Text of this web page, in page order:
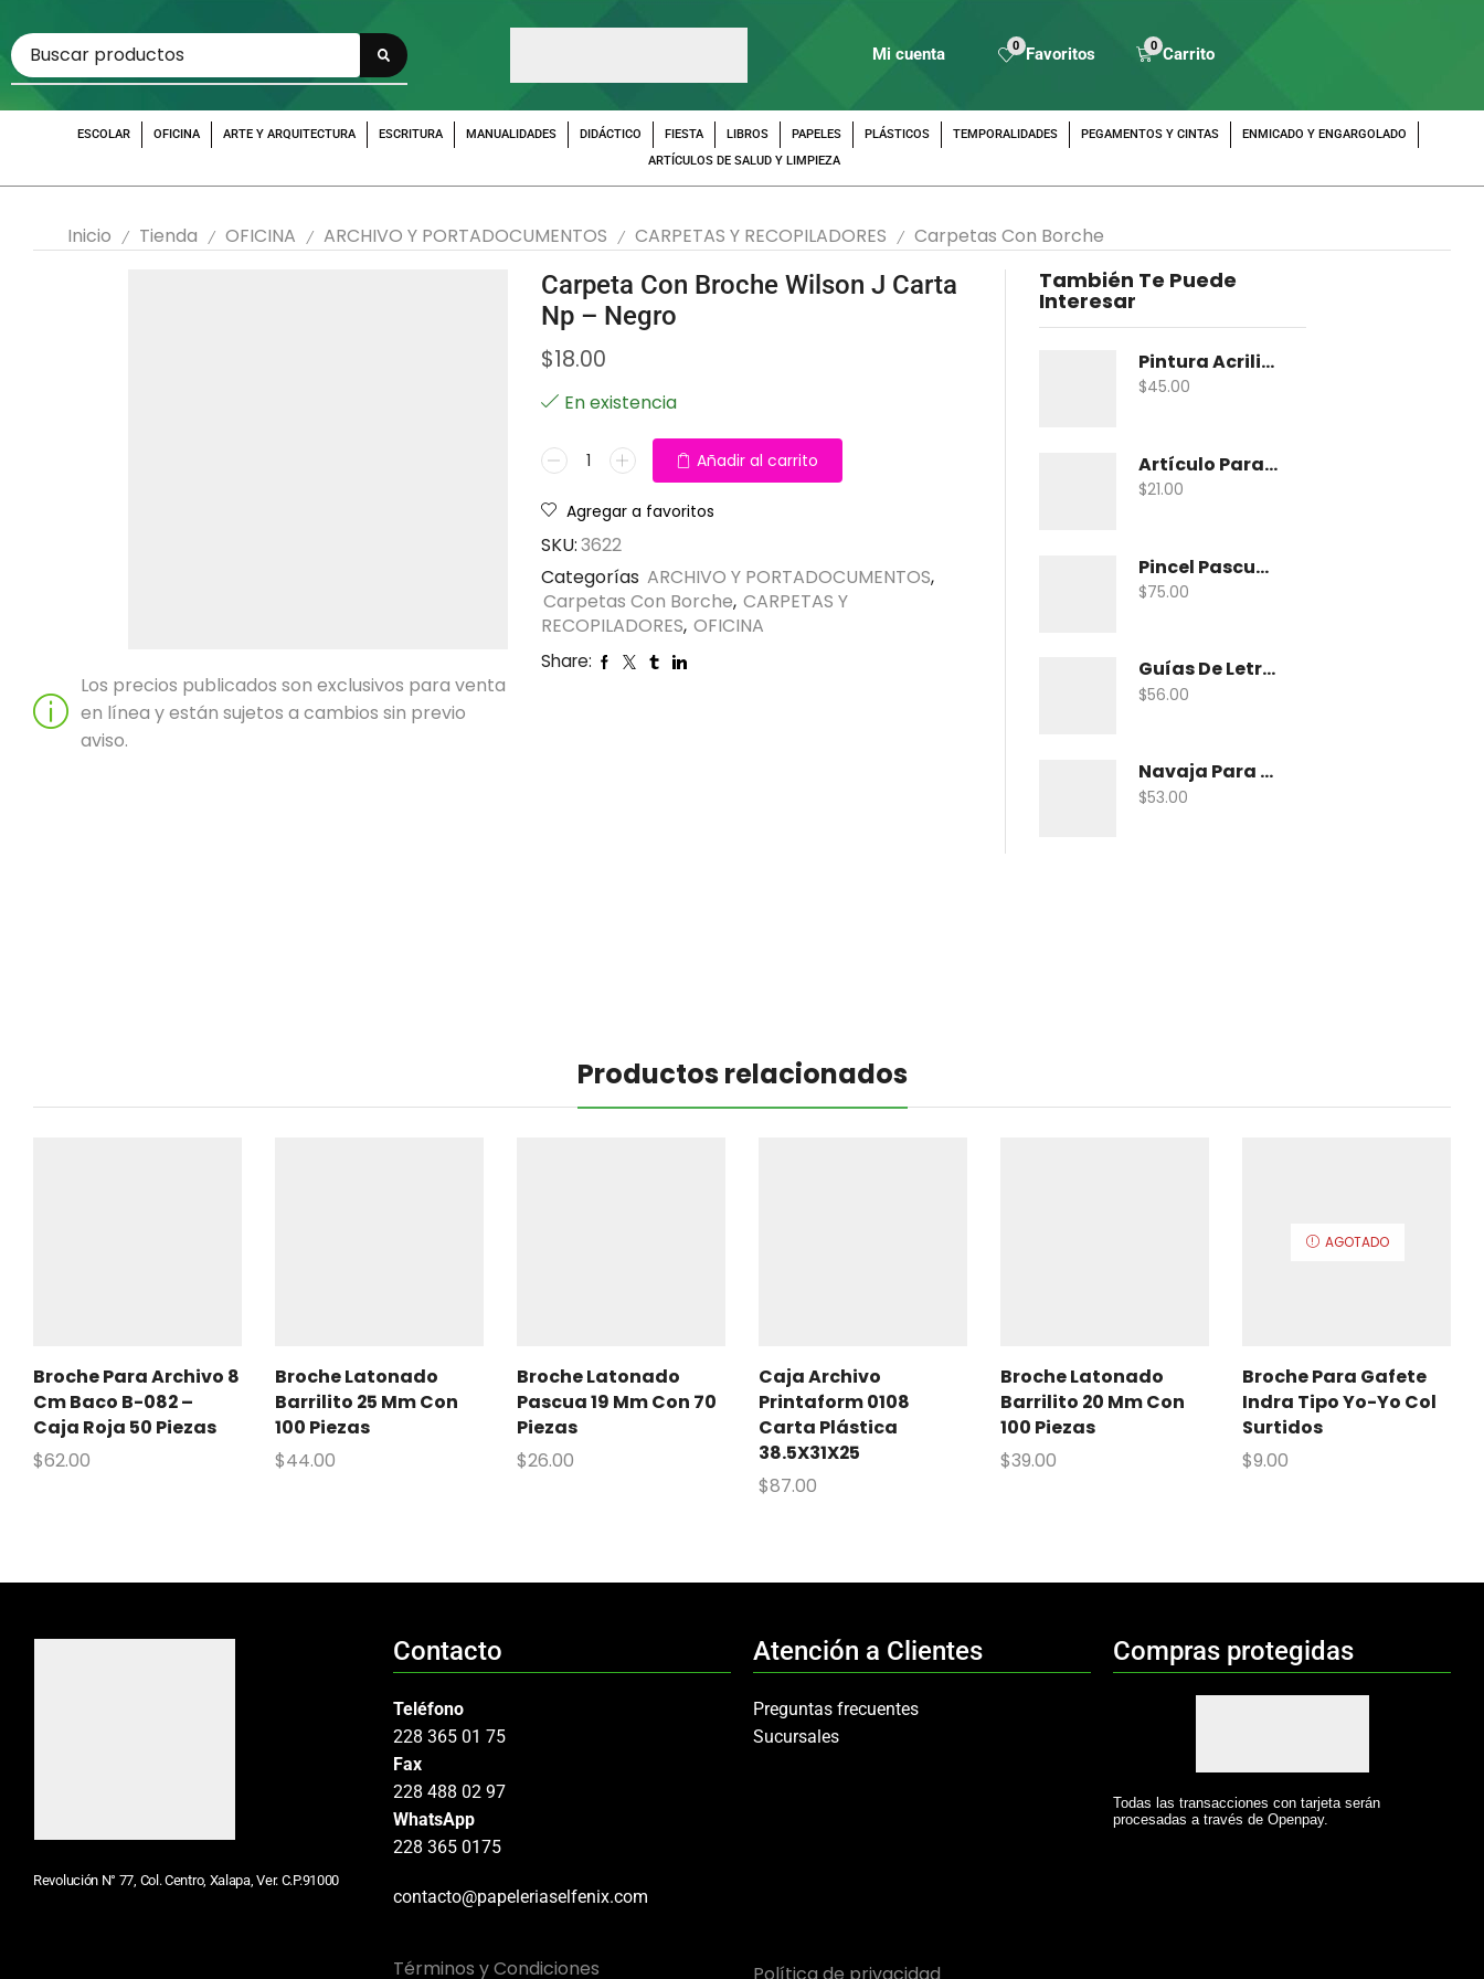
Mi cuenta 0 Favoritos 0 Carrito
ESCOLAR OFICINA ARTE Y ARQUITECTURA ESCRITURA MANUALIDADES DIDÁCTICO FIESTA LIBROS PAPELES PLÁSTICOS TEMPORALIDADES PEGAMENTOS Y CINTAS
ENMICADO Y ENGARGOLADO
ARTÍCULOS DE SALUD Y LIMPIEZA
Inicio / Tienda / OFICINA / ARCHIVO Y PORTADOCUMENTOS / CARPETAS Y RECOPILADORES / Carpetas Con Borche
Los precios publicados son exclusivos para venta
en línea y están sujetos a cambios sin previo
aviso.
Carpeta Con Broche Wilson J Carta
Np – Negro
$18.00
En existencia
Añadir al carrito
Agregar a favoritos
SKU:3622
Categorías ARCHIVO Y PORTADOCUMENTOS,
Carpetas Con Borche, CARPETAS Y
RECOPILADORES, OFICINA
Share:
También Te Puede
Interesar
Pintura Acrilica Vanguardia Metalica 100 Ml
$45.00
Artículo Para Maqueta Gama Zoologico Chico
$21.00
Pincel Pascua Pin-Khab05 Con 15
$75.00
Guías De Letras Maped 38005 No. 5
$56.00
Navaja Para Exacto Olfa Asbb-10 C/10 Nav
$53.00
Productos relacionados
Broche Para Archivo 8
Cm Baco B-082 –
Caja Roja 50 Piezas
$62.00
Broche Latonado
Barrilito 25 Mm Con
100 Piezas
$44.00
Broche Latonado
Pascua 19 Mm Con 70
Piezas
$26.00
Caja Archivo
Printaform 0108
Carta Plástica
38.5X31X25
$87.00
Broche Latonado
Barrilito 20 Mm Con
100 Piezas
$39.00
AGOTADO
Broche Para Gafete
Indra Tipo Yo-Yo Col
Surtidos
$9.00
Revolución N° 77, Col. Centro, Xalapa, Ver. C.P.91000
Contacto
Teléfono
228 365 01 75
Fax
228 488 02 97
WhatsApp
228 365 0175
contacto@papeleriaselfenix.com
Términos y Condiciones
Atención a Clientes
Preguntas frecuentes
Sucursales
Compras protegidas
Todas las transacciones con tarjeta serán
procesadas a través de Openpay.